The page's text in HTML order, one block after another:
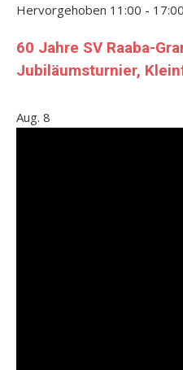
Hervorgehoben 11:00 - 17:00
60 Jahre SV Raaba-
Jubiläumsturnier,
Aug. 8